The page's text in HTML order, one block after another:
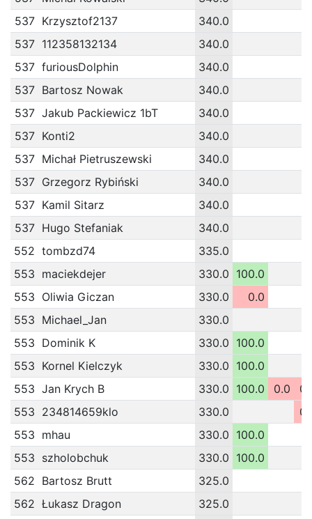
537 Krzysztof2137
340.0
537 112358132134
340.0
537 furiousDolphin
340.0
537 Bartosz Nowak
340.0
537 Jakub Packiewicz 1bT
340.0
537 Konti2
340.0
537 Michał Pietruszewski
340.0
537 Grzegorz Rybiński
340.0
537 Kamil Sitarz
340.0
537 Hugo Stefaniak
340.0
552 tombzd74
335.0
553 maciekdejer 330.0 100.0
553 Oliwia Giczan 330.0
0.0
553 Michael_Jan
330.0
553 Dominik K 330.0 100.0
553 Kornel Kielczyk 330.0 100.0
553 Jan Krych B 330.0 100.0 0.0
553 234814659klo 330.0
553 mhau 330.0 100.0
553 szholobchuk 330.0 100.0
562 Bartosz Brutt
325.0
562 Łukasz Dragon
325.0